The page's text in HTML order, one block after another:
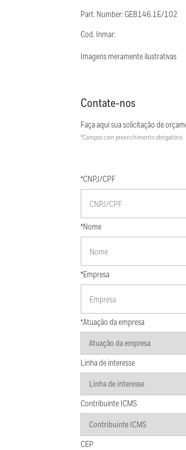
Part. Number: GEB146.1E/102
Cod. Inmar:
Imagens meramente ilustrativas
Contate-nos
Faça aqui sua solicitação de
*Campos com preenchimento obrigatório
*CNPJ/CPF
*Nome
*Empresa
*Atuação da empresa
Linha de interesse
Contribuinte ICMS
CEP